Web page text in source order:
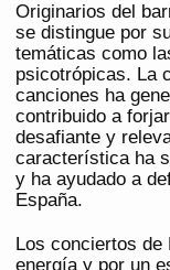
Originarios del
se distingue por
temáticas como
psicotrópicas. La
canciones ha
contribuido a
desafiante y
característica ha
y ha ayudado a
España.
Los conciertos de
energía y por un